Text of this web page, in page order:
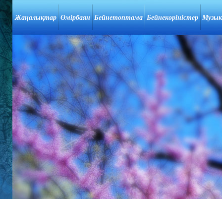
Жаңалықтар Өмірбаян Бейнетоптама Бейнекөріністер